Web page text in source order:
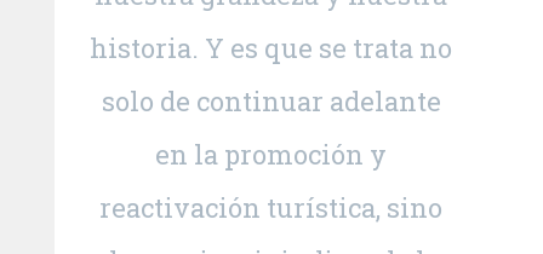
historia. Y es que se trata no
solo de continuar adelante
en la promoción y
reactivación turística, sino